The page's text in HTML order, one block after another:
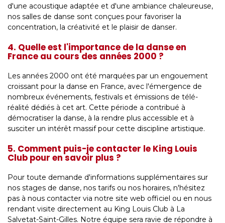
d'une acoustique adaptée et d'une ambiance chaleureuse,
nos salles de danse sont conçues pour favoriser la
concentration, la créativité et le plaisir de danser.
4. Quelle est l'importance de la danse en
France au cours des années 2000 ?
Les années 2000 ont été marquées par un engouement
croissant pour la danse en France, avec l'émergence de
nombreux événements, festivals et émissions de télé-
réalité dédiés à cet art. Cette période a contribué à
démocratiser la danse, à la rendre plus accessible et à
susciter un intérêt massif pour cette discipline artistique.
5. Comment puis-je contacter le King Louis
Club pour en savoir plus ?
Pour toute demande d'informations supplémentaires sur
nos stages de danse, nos tarifs ou nos horaires, n'hésitez
pas à nous contacter via notre site web officiel ou en nous
rendant visite directement au King Louis Club à La
Salvetat-Saint-Gilles. Notre équipe sera ravie de répondre à